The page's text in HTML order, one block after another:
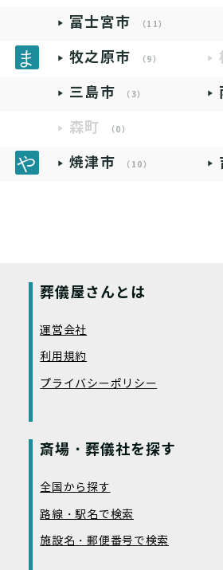
富士宮市 （11）
牧之原市 （9）
三島市 （3）
森町 （0）
焼津市 （10）
葬儀屋さんとは
運営会社
利用規約
プライバシーポリシー
斎場・葬儀社を探す
全国から探す
路線・駅名で検索
施設名・郵便番号で検索